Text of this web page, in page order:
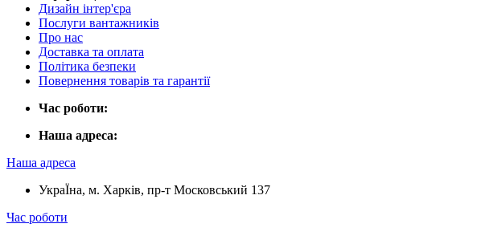
Дизайн інтер'єра
Послуги вантажників
Про нас
Доставка та оплата
Політика безпеки
Повернення товарів та гарантії
Час роботи:
Наша адреса:
Наша адреса
УкраЇна, м. Харків, пр-т Московський 137
Час роботи